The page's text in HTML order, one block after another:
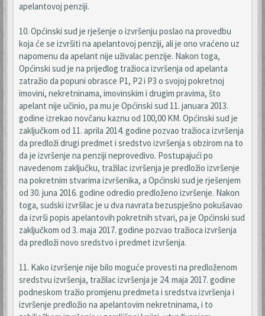
apelantovoj penziji.
10. Općinski sud je rješenje o izvršenju poslao na provedbu
koja će se izvršiti na apelantovoj penziji, ali je ono vraćeno uz
napomenu da apelant nije uživalac penzije. Nakon toga,
Općinski sud je na prijedlog tražioca izvršenja od apelanta
zatražio da popuni obrasce P1, P2 i P3 o svojoj pokretnoj
imovini, nekretninama, imovinskim i drugim pravima, što
apelant nije učinio, pa mu je Općinski sud 11. januara 2013.
godine izrekao novčanu kaznu od 100,00 KM. Općinski sud je
zaključkom od 11. aprila 2014. godine pozvao tražioca izvršenja
da predloži drugi predmet i sredstvo izvršenja s obzirom na to
da je izvršenje na penziji neprovedivo. Postupajući po
navedenom zaključku, tražilac izvršenja je predložio izvršenje
na pokretnim stvarima izvršenika, a Općinski sud je rješenjem
od 30. juna 2016. godine odredio predloženo izvršenje. Nakon
toga, sudski izvršilac je u dva navrata bezuspješno pokušavao
da izvrši popis apelantovih pokretnih stvari, pa je Općinski sud
zaključkom od 3. maja 2017. godine pozvao tražioca izvršenja
da predloži novo sredstvo i predmet izvršenja.
11. Kako izvršenje nije bilo moguće provesti na predloženom
sredstvu izvršenja, tražilac izvršenja je 24. maja 2017. godine
podneskom tražio promjenu predmeta i sredstva izvršenja i
izvršenje predložio na apelantovim nekretninama, i to